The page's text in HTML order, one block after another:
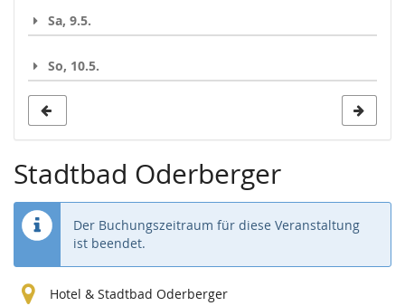
Sa, 9.5.
So, 10.5.
Stadtbad Oderberger
Der Buchungszeitraum für diese Veranstaltung
ist beendet.
Hotel & Stadtbad Oderberger